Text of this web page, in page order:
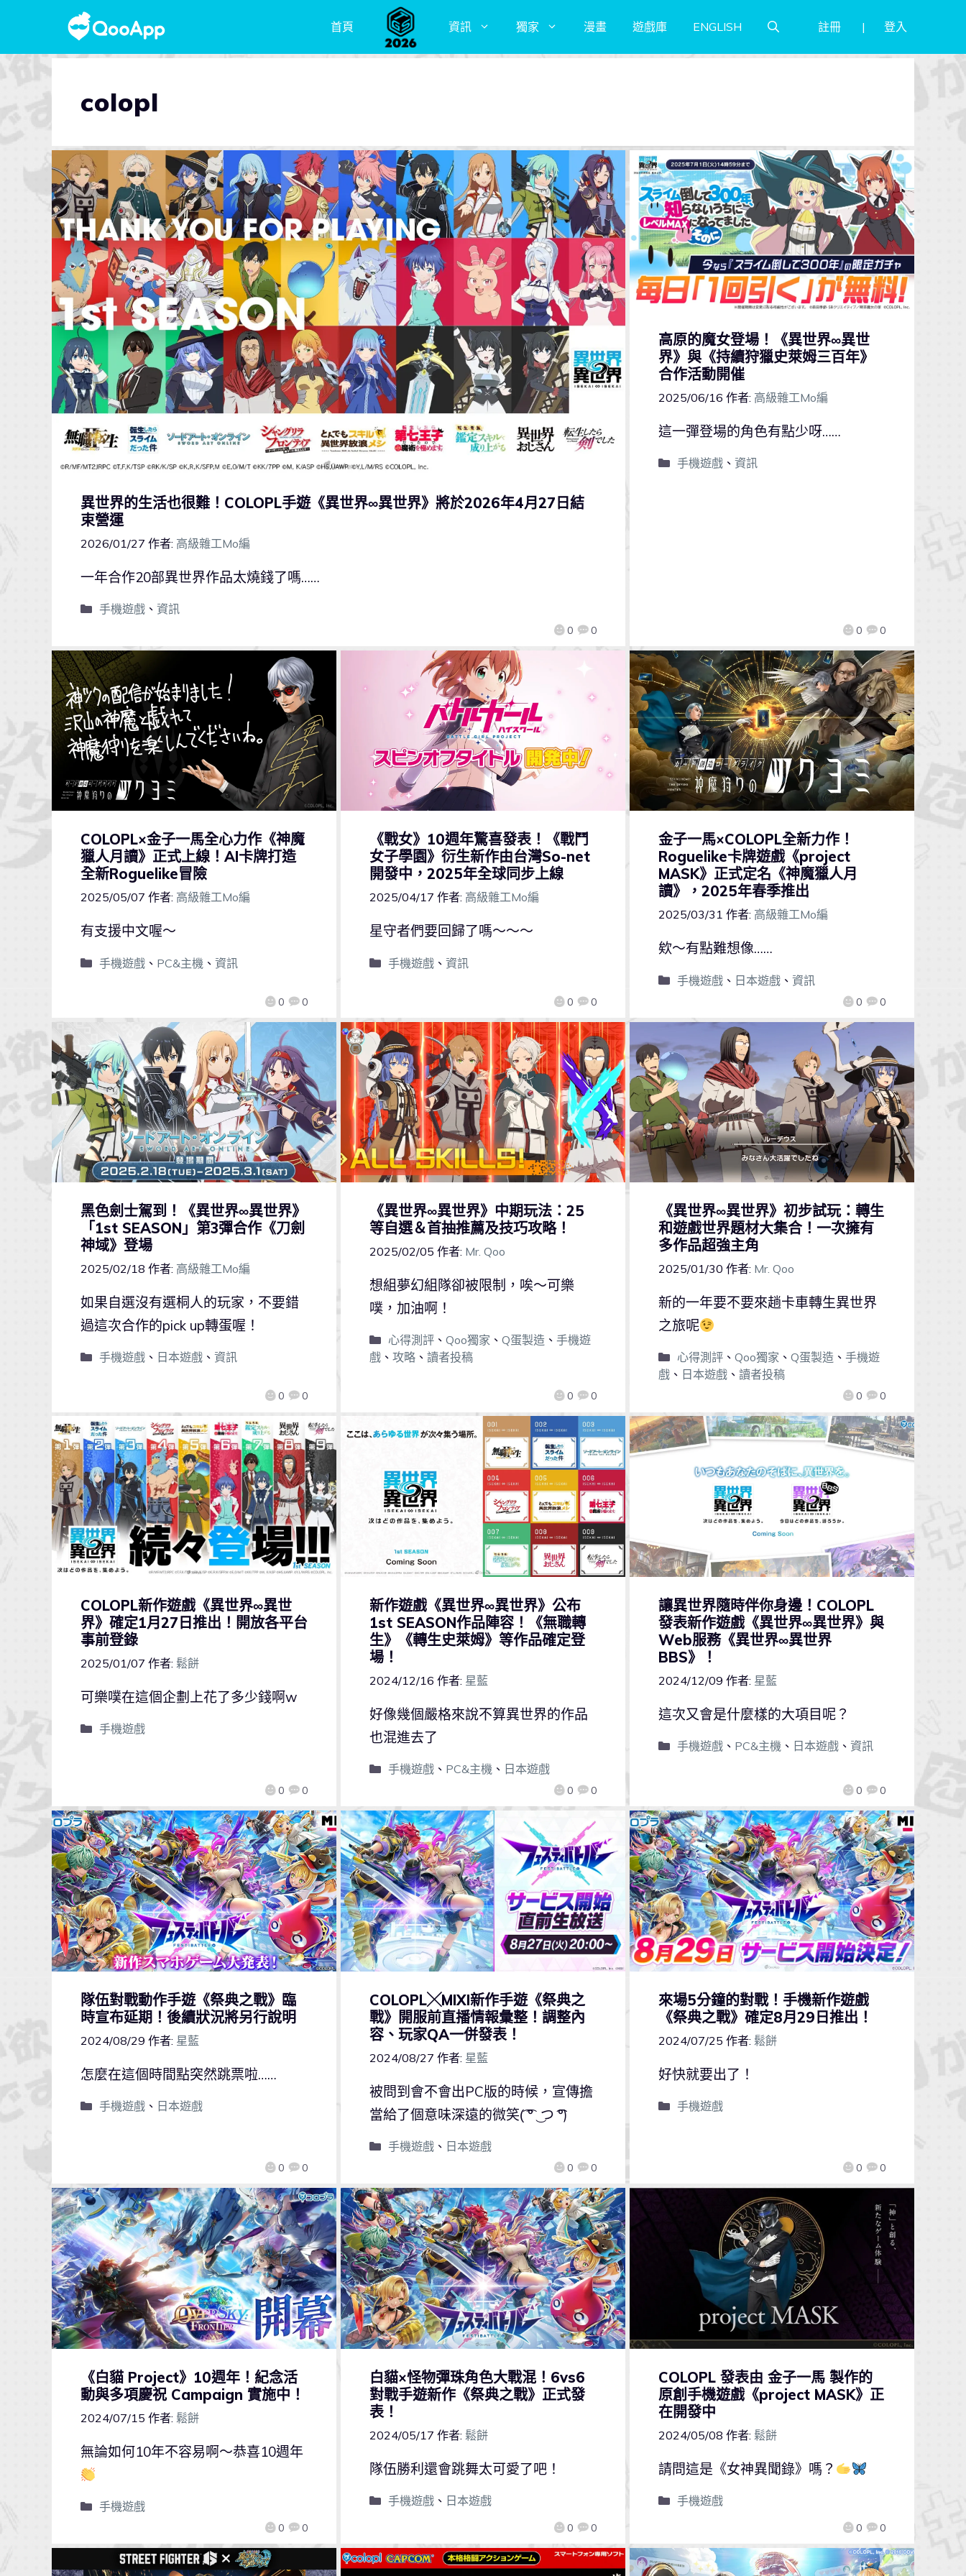
首頁 資訊 獨家 漫畫 遊戲庫 ENGLISH 註冊 登入
colopl
異世界的生活也很難！COLOPL手遊《異世界∞異世界》將於2026年4月27日結
束營運
2026/01/27 作者: 高級雜工Mo編
0 0
一年合作20部異世界作品太燒錢了嗎……
手機遊戲、 資訊
高原的魔女登場！《異世界∞異世
界》與《持續狩獵史萊姆三百年》
合作活動開催
2025/06/16 作者: 高級雜工Mo編
0 0
這一彈登場的角色有點少呀……
手機遊戲、 資訊
COLOPL×金子一馬全心力作《神魔
獵人月讀》正式上線！AI卡牌打造
全新Roguelike冒險
2025/05/07 作者: 高級雜工Mo編
0 0
有支援中文喔～
手機遊戲、 PC&主機 、 資訊
《戰女》10週年驚喜發表！《戰鬥
女子學園》衍生新作由台灣So-net
開發中，2025年全球同步上線
2025/04/17 作者: 高級雜工Mo編
0 0
星守者們要回歸了嗎～～～
手機遊戲、 資訊
金子一馬×COLOPL全新力作！
Roguelike卡牌遊戲《project
MASK》正式定名《神魔獵人月
讀》，2025年春季推出
2025/03/31 作者: 高級雜工Mo編
0 0
欸～有點難想像……
手機遊戲、 日本遊戲、 資訊
黑色劍士駕到！《異世界∞異世界》
「1st SEASON」第3彈合作《刀劍
神域》登場
2025/02/18 作者: 高級雜工Mo編
0 0
如果自選沒有選桐人的玩家，不要錯
過這次合作的pick up轉蛋喔！
手機遊戲、 日本遊戲、 資訊
《異世界∞異世界》中期玩法：25
等自選＆首抽推薦及技巧攻略！
2025/02/05 作者: Mr. Qoo
0 0
想組夢幻組隊卻被限制，唉～可樂
噗，加油啊！
心得測評、 Qoo獨家 、 Q蛋製造、 手機遊
戲、 攻略、 讀者投稿
《異世界∞異世界》初步試玩：轉生
和遊戲世界題材大集合！一次擁有
多作品超強主角
2025/01/30 作者: Mr. Qoo
0 0
新的一年要不要來趟卡車轉生異世界
之旅呢
心得測評、 Qoo獨家 、 Q蛋製造、 手機遊
戲、 日本遊戲、 讀者投稿
COLOPL新作遊戲《異世界∞異世
界》確定1月27日推出！開放各平台
事前登錄
2025/01/07 作者: 鬆餅
0 0
可樂噗在這個企劃上花了多少錢啊w
手機遊戲
新作遊戲《異世界∞異世界》公布
1st SEASON作品陣容！《無職轉
生》《轉生史萊姆》等作品確定登
場！
2024/12/16 作者: 星藍
0 0
好像幾個嚴格來說不算異世界的作品
也混進去了
手機遊戲、 PC&主機、 日本遊戲
讓異世界隨時伴你身邊！COLOPL
發表新作遊戲《異世界∞異世界》與
Web服務《異世界∞異世界
BBS》！
2024/12/09 作者: 星藍
0 0
這次又會是什麼樣的大項目呢？
手機遊戲、 PC&主機、 日本遊戲、 資訊
隊伍對戰動作手遊《祭典之戰》臨
時宣布延期！後續狀況將另行說明
2024/08/29 作者: 星藍
0 0
怎麼在這個時間點突然跳票啦……
手機遊戲、 日本遊戲
COLOPL╳MIXI新作手遊《祭典之
戰》開服前直播情報彙整！調整內
容、玩家QA一併發表！
2024/08/27 作者: 星藍
0 0
被問到會不會出PC版的時候，宣傳擔
當給了個意味深遠的微笑(͡ ͡° ͜ つ ͡͡°)
手機遊戲、 日本遊戲
來場5分鐘的對戰！手機新作遊戲
《祭典之戰》確定8月29日推出！
2024/07/25 作者: 鬆餅
0 0
好快就要出了！
手機遊戲
《白貓 Project》10週年！紀念活
動與多項慶祝 Campaign 實施中！
2024/07/15 作者: 鬆餅
0 0
無論如何10年不容易啊～恭喜10週年
手機遊戲
白貓×怪物彈珠角色大戰混！6vs6
對戰手遊新作《祭典之戰》正式發
表！
2024/05/17 作者: 鬆餅
0 0
隊伍勝利還會跳舞太可愛了吧！
手機遊戲、 日本遊戲
COLOPL 發表由 金子一馬 製作的
原創手機遊戲《project MASK》正
在開發中
2024/05/08 作者: 鬆餅
0 0
請問這是《女神異聞錄》嗎？
手機遊戲